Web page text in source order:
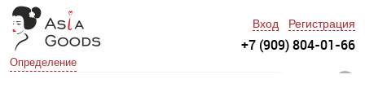
Определение
Вход Регистрация
+7 (909) 804-01-66